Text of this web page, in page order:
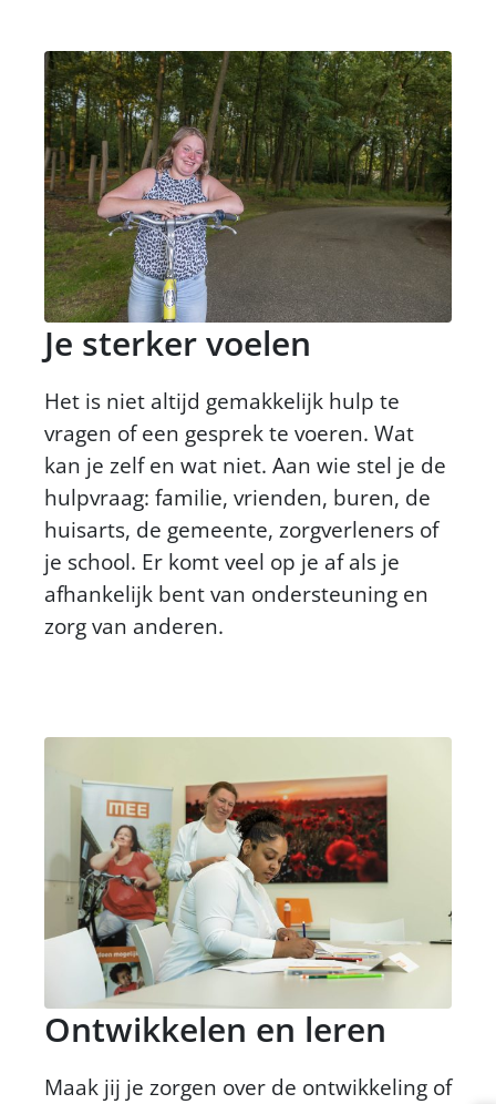
Je sterker voelen
Het is niet altijd gemakkelijk hulp te
vragen of een gesprek te voeren. Wat
kan je zelf en wat niet. Aan wie stel je de
hulpvraag: familie, vrienden, buren, de
huisarts, de gemeente, zorgverleners of
je school. Er komt veel op je af als je
afhankelijk bent van ondersteuning en
zorg van anderen.
Ontwikkelen en leren
Maak jij je zorgen over de ontwikkeling of